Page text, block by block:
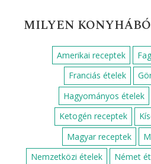
MILYEN
Amerikai receptek
Franciás ételek
Hagyományos ételek
Ketogén receptek
Magyar receptek
Nemzetközi ételek
Német